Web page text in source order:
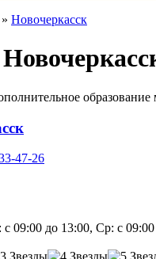
» Новочеркасск
47-26
09:00 до 13:00, Ср: с